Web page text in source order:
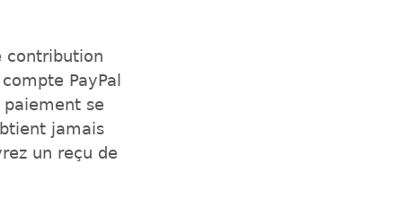
contribution
PayPal
se
jamais
un reçu de